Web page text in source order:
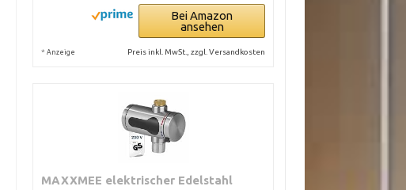
Bei Amazon
ansehen
* Anzeige Preis inkl. MwSt., zzgl. Versandkosten
MAXXMEE elektrischer Edelstahl